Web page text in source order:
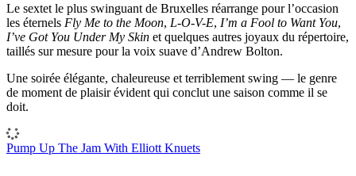
Le sextet le plus swinguant de Bruxelles réarrange pour l’occasion
les éternels Fly Me to the Moon, L-O-V-E, I’m a Fool to Want You,
I’ve Got You Under My Skin et quelques autres joyaux du répertoire,
taillés sur mesure pour la voix suave d’Andrew Bolton.
Une soirée élégante, chaleureuse et terriblement swing — le genre
de moment de plaisir évident qui conclut une saison comme il se
doit.
Pump Up The Jam With Elliott Knuets